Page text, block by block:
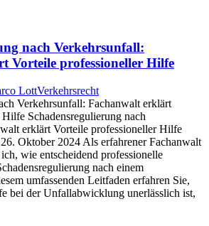
nach Verkehrsunfall:
Vorteile professioneller Hilfe
LottVerkehrsrecht
Verkehrsunfall: Fachanwalt erklärt
Schadensregulierung nach
erklärt Vorteile professioneller Hilfe
Oktober 2024 Als erfahrener Fachanwalt
wie entscheidend professionelle
nach einem
umfassenden Leitfaden erfahren Sie,
bei der Unfallabwicklung unerlässlich ist,